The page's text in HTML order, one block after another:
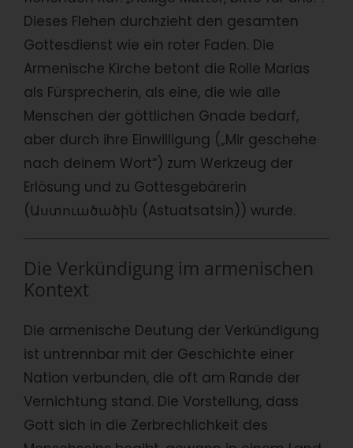
Dieses Flehen durchzieht den gesamten
Gottesdienst wie ein roter Faden. Die
Armenische Kirche betont die Rolle Marias
als Fürsprecherin, als eine, die wie alle
Menschen der göttlichen Gnade bedarf,
aber durch ihre Einwilligung („Mir geschehe
nach deinem Wort“) zum Werkzeug der
Erlösung und zu Gottesgebärerin
(Աստուածածին (Astuatsatsin)) wurde.
Die Verkündigung im armenischen
Kontext
Die armenische Deutung der Verkündigung
ist untrennbar mit der Geschichte einer
Nation verbunden, die oft am Rande der
Vernichtung stand. Die Vorstellung, dass
Gott sich in die Zerbrechlichkeit des